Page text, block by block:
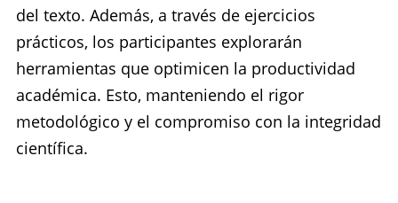
del texto. Además, a través de ejercicios
prácticos, los participantes explorarán
herramientas que optimicen la productividad
académica. Esto, manteniendo el rigor
metodológico y el compromiso con la integridad
científica.